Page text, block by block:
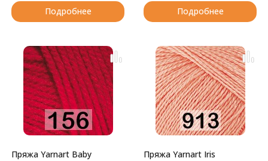
Подробнее Подробнее
Пряжа Yarnart Baby Пряжа Yarnart Iris